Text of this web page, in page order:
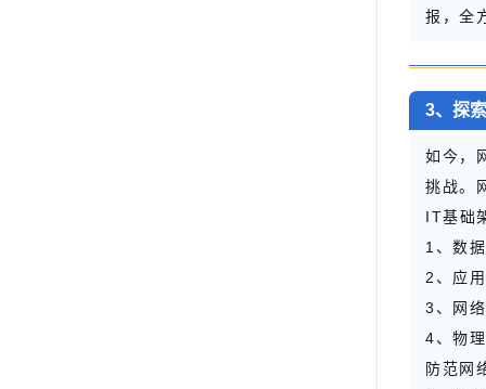
报，全
3、探
如今，
挑战。
IT基础
1、数据
2、应
3、网络
4、物理
防范网